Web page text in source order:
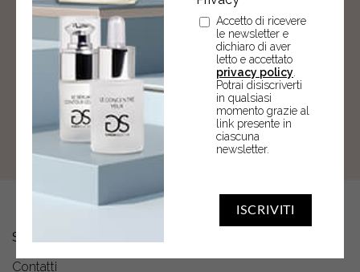
ISCRIVITI
Accetto di ricevere
le newsletter e
dichiaro di aver
letto e accettato
privacy policy
Potrai disiscriverti
in qualsiasi
momento grazie al
link presente in
ciascuna
newsletter.
ISCRIVITI
Accetto di ricevere le newsletter e dichiaro di aver
letto e accettatoprivacy policy. Potrai disiscriverti
in qualsiasi momento grazie al link presente in
ciascuna newsletter.
SERVIZIO CLIENTI
Contatti